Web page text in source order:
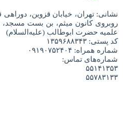
نشانی: تهران، خیابان قزوین، دوراهی
علمیه حضرت ابوطالب (علیه‌السلام)
کد پستی: ۱۳۵۹۶۸۸۳۴۳
شماره همراه: ۰۹۱۹۰۷۵۲۴۰۴
شماره‌های تماس:
۵۵۱۴۱۳۵۳
۵۵۷۸۳۱۳۳